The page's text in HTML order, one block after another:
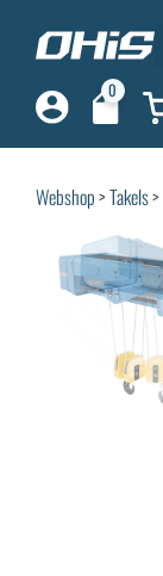
0
Webshop>Takels>